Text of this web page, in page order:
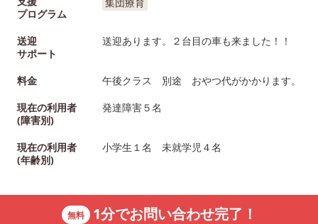
プログラム
集団療育
送迎
サポート
送迎あります。２台目の車も来ました！！
料金
午後クラス 別途 おやつ代がかかります。
現在の利用者
(障害別)
発達障害５名
現在の利用者
(年齢別)
小学生１名 未就学児４名
無料 1分でお問い合わせ完了！